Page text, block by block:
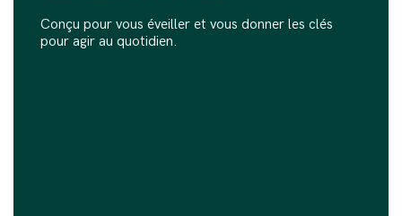
Conçu pour vous éveiller et vous donner les clés
pour agir au quotidien.